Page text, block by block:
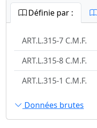
Définie par :
ART.L.315-7 C.M.F.
ART.L.315-8 C.M.F.
ART.L.315-1 C.M.F.
Données brutes